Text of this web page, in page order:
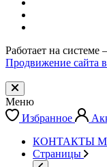
Работает на системе
Продвижение сайта
Меню
Избранное
КОНТАКТЫ
Страницы